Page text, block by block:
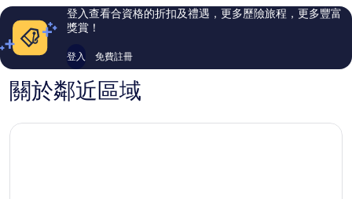
評
價
篇
評
評
價
登入查看合資格的折扣及禮遇，更多歷險旅程，更多豐富
獎賞！
登入 免費註冊
關於鄰近區域